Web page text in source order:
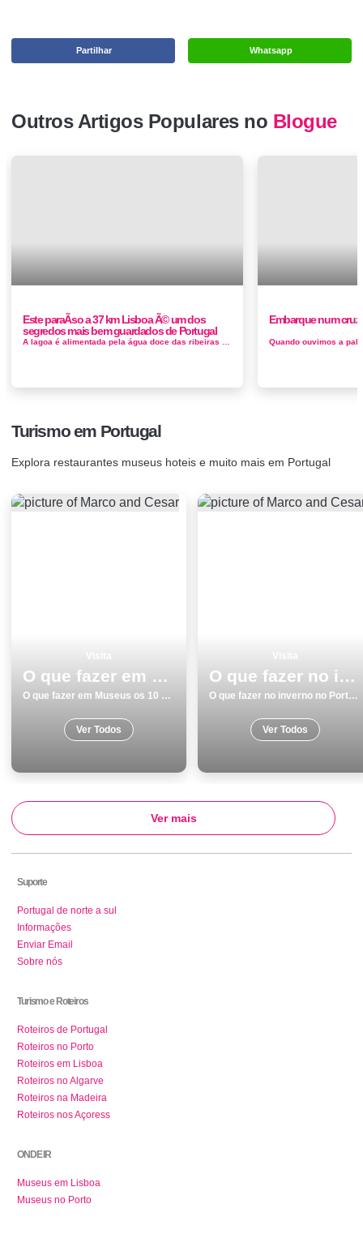
Whatsapp
Partilhar
Outros Artigos Populares no Blogue
Este paraÃ­so a 37 km Lisboa Ã© um dos
segredos mais bem guardados de Portugal
A lagoa é alimentada pela água doce das ribeiras da Apostiça, Ferraria e Aiana, e pela água salgada do oceano Atl&aci...
Embarque num
Turismo em Portugal
Explora restaurantes museus hoteis e muito mais em Portugal
O que fazer em Museus os 10 melhores sitios para visitar
O que fazer em Museus os 10 melhores sitios para visitar
Ver Todos
O que fazer no inverno no Porto os 18 melhores locais
O que fazer no inverno no Porto os 18 melhores locais
Ver Todos
Ver mais
Suporte
Portugal de norte a sul
Informações
Enviar Email
Sobre nós
Turismo e Roteiros
Roteiros de Portugal
Roteiros no Porto
Roteiros em Lisboa
Roteiros no Algarve
Roteiros na Madeira
Roteiros nos Açoress
ONDE IR
Museus em Lisboa
Museus no Porto